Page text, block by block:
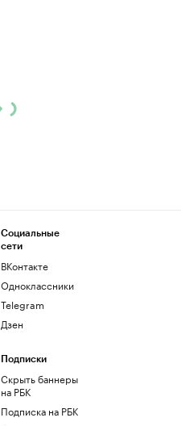
Социальные
сети
ВКонтакте
Одноклассники
Telegram
Дзен
Подписки
Скрыть баннеры
на РБК
Подписка на РБК